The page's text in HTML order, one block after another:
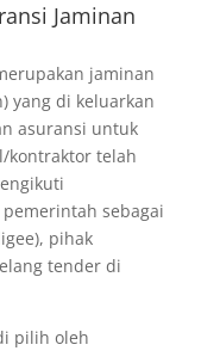
Jaminan
jaminan
yang di keluarkan
asuransi untuk
kontraktor telah
sebagai
pihak
tender di
pilih oleh